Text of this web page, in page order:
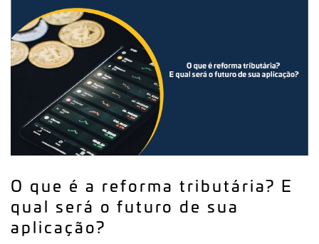
O que é a reforma tributária? E
qual será o futuro de sua
aplicação?